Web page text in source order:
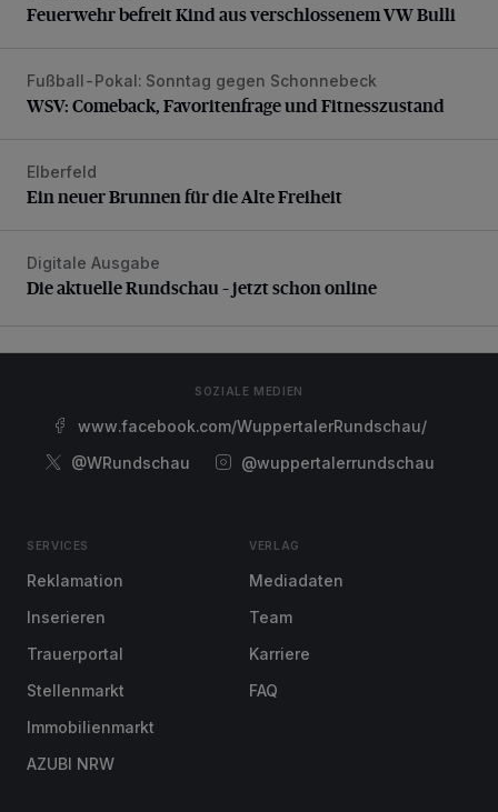
Feuerwehr befreit Kind aus verschlossenem VW Bulli
WSV: Comeback, Favoritenfrage und Fitnesszustand
Fußball-Pokal: Sonntag gegen Schonnebeck
WSV: Comeback, Favoritenfrage und Fitnesszustand
Ein neuer Brunnen für die Alte Freiheit
Elberfeld
Ein neuer Brunnen für die Alte Freiheit
Die aktuelle Rundschau – jetzt schon online
Digitale Ausgabe
Die aktuelle Rundschau – jetzt schon online
SOZIALE MEDIEN
www.facebook.com/WuppertalerRundschau/
@WRundschau
@wuppertalerrundschau
SERVICES
Reklamation
Inserieren
Trauerportal
Stellenmarkt
Immobilienmarkt
AZUBI NRW
VERLAG
Mediadaten
Team
Karriere
FAQ